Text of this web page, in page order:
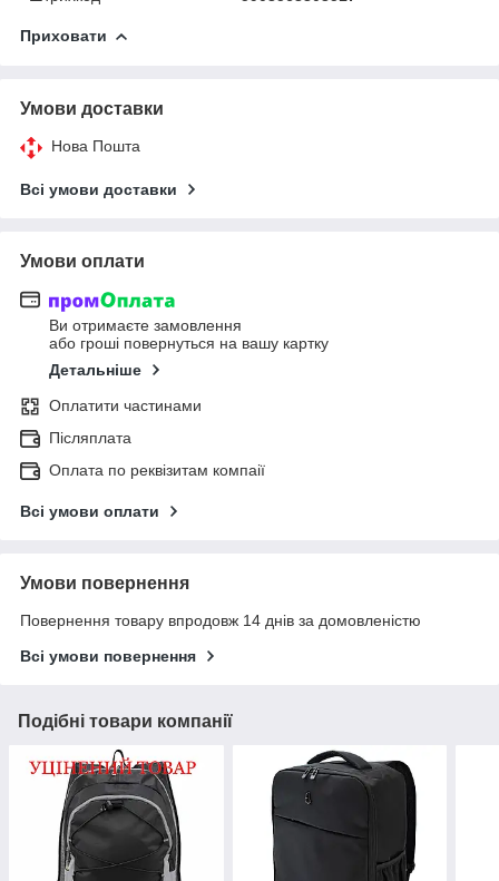
Приховати
Умови доставки
Нова Пошта
Всі умови доставки
Умови оплати
Ви отримаєте замовлення
або гроші повернуться на вашу картку
Детальніше
Оплатити частинами
Післяплата
Оплата по реквізитам компаії
Всі умови оплати
Умови повернення
Повернення товару впродовж 14 днів за домовленістю
Всі умови повернення
Подібні товари компанії